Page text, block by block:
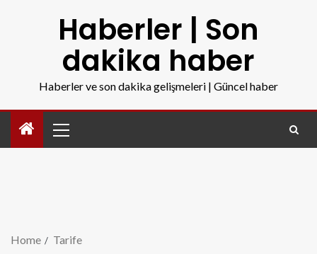
Haberler | Son
dakika haber
Haberler ve son dakika gelişmeleri | Güncel haber
Home Tarife